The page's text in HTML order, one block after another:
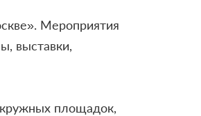
Мероприятия
выставки,
площадок,